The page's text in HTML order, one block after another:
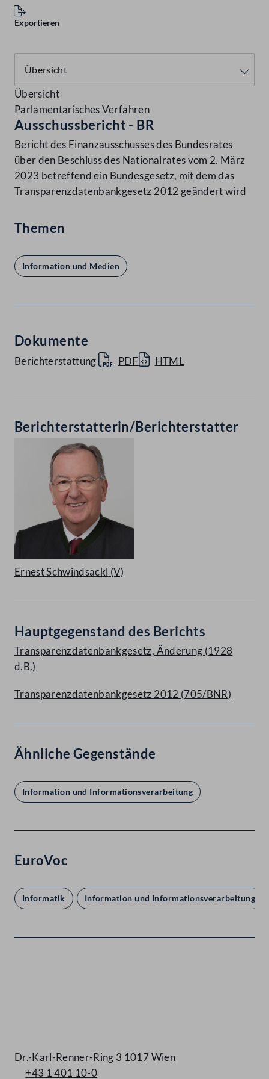
Exportieren
Übersicht
Parlamentarisches Verfahren
Ausschussbericht - BR
Bericht des Finanzausschusses des Bundesrates
über den Beschluss des Nationalrates vom 2. März
2023 betreffend ein Bundesgesetz, mit dem das
Transparenzdatenbankgesetz 2012 geändert wird
Themen
Information und Medien
Dokumente
Berichterstattung PDF HTML
Berichterstatterin/Berichterstatter
Ernest Schwindsackl (V)
Hauptgegenstand des Berichts
Transparenzdatenbankgesetz, Änderung (1928
d.B.)
Transparenzdatenbankgesetz 2012 (705/BNR)
Ähnliche Gegenstände
Information und Informationsverarbeitung
EuroVoc
Informatik Information und Informationsverarbeitung
Dr.-Karl-Renner-Ring 3 1017 Wien
+43 1 401 10-0